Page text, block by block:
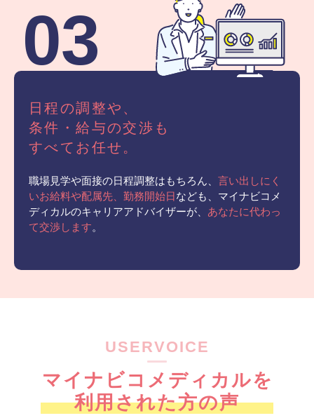
03
日程の調整や、
条件・給与の交渉も
すべてお任せ。
職場見学や面接の日程調整はもちろん、 言い出しにく
いお給料や配属先、勤務開始日なども、マイナビコメ
ディカルのキャリアアドバイザーが、 あなたに代わっ
て交渉します。
USERVOICE
マイナビコメディカルを
利用された方の声